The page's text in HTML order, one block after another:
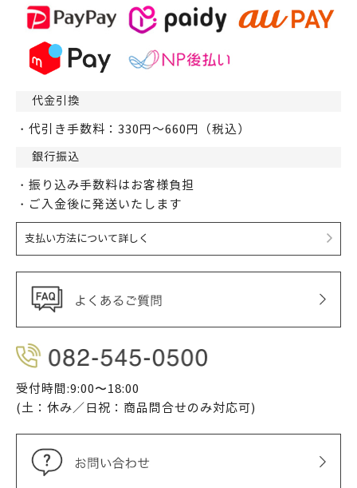
代金引換
・代引き手数料：330円～660円（税込）
銀行振込
・振り込み手数料はお客様負担
・ご入金後に発送いたします
支払い方法について詳しく
受付時間:9:00〜18:00
(土：休み／日祝：商品問合せのみ対応可)